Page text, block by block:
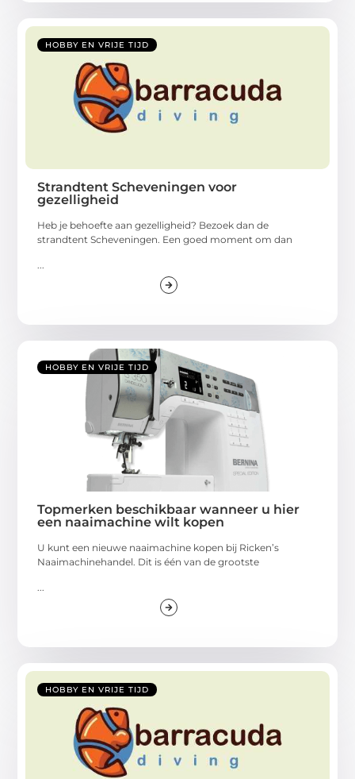
HOBBY EN VRIJE TIJD
Strandtent Scheveningen voor
gezelligheid
Heb je behoefte aan gezelligheid? Bezoek dan de
strandtent Scheveningen. Een goed moment om dan
HOBBY EN VRIJE TIJD
Topmerken beschikbaar wanneer u hier
een naaimachine wilt kopen
U kunt een nieuwe naaimachine kopen bij Ricken’s
Naaimachinehandel. Dit is één van de grootste
...
HOBBY EN VRIJE TIJD